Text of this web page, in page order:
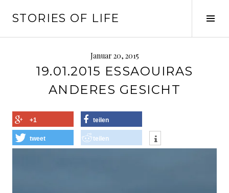
zumSTORIES OF LIFE
Januar 20, 2015
19.01.2015 ESSAOUIRAS
ANDERES GESICHT
+1 teilen
tweet teilen